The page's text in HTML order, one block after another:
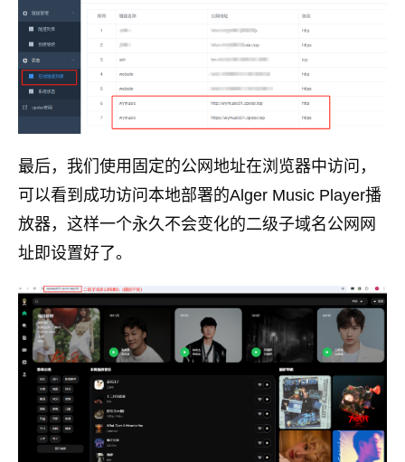
最后，我们使用固定的公网地址在浏览器中访问，
可以看到成功访问本地部署的Alger Music Player播
放器，这样一个永久不会变化的二级子域名公网网
址即设置好了。